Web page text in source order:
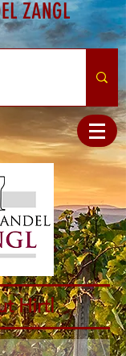
ZANGL
Hirtl